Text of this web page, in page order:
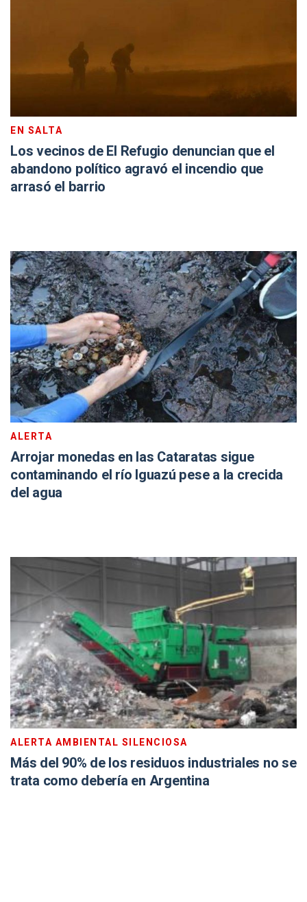
EN SALTA
Los vecinos de El Refugio denuncian que el
abandono político agravó el incendio que
arrasó el barrio
ALERTA
Arrojar monedas en las Cataratas sigue
contaminando el río Iguazú pese a la crecida
del agua
ALERTA AMBIENTAL SILENCIOSA
Más del 90% de los residuos industriales no se
trata como debería en Argentina